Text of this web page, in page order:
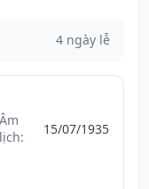
4 ngày lễ
Âm
lịch:
15/07/1935